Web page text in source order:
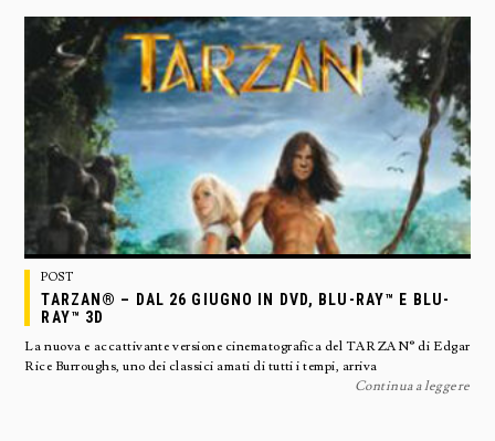
POST
TARZAN® – DAL 26 GIUGNO IN DVD, BLU-RAY™ E BLU-
RAY™ 3D
La nuova e accattivante versione cinematografica del TARZAN® di Edgar
Rice Burroughs, uno dei classici amati di tutti i tempi, arriva
Continua a leggere